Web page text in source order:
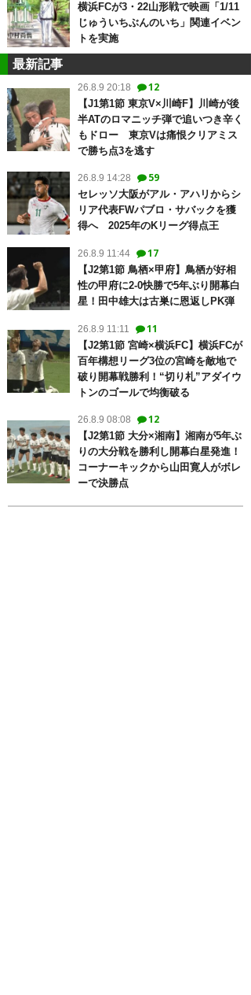
横浜FCが3・22山形戦で映画「1/11
じゅういちぶんのいち」関連イベン
トを実施
最新記事
26.8.9 20:18 12
【J1第1節 東京V×川崎F】川崎が後
半ATのロマニッチ弾で追いつき辛く
もドロー 東京Vは痛恨クリアミス
で勝ち点3を逃す
26.8.9 14:28 59
セレッソ大阪がアル・アハリからシ
リア代表FWパブロ・サバックを獲
得へ 2025年のKリーグ得点王
26.8.9 11:44 17
【J2第1節 鳥栖×甲府】鳥栖が好相
性の甲府に2-0快勝で5年ぶり開幕白
星！田中雄大は古巣に恩返しPK弾
26.8.9 11:11 11
【J2第1節 宮崎×横浜FC】横浜FCが
百年構想リーグ3位の宮崎を敵地で
破り開幕戦勝利！“切り札”アダイウ
トンのゴールで均衡破る
26.8.9 08:08 12
【J2第1節 大分×湘南】湘南が5年ぶ
りの大分戦を勝利し開幕白星発進！
コーナーキックから山田寛人がボレ
ーで決勝点